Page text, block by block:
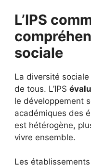
L’IPS
sociale
La diversité
de tous. L’IPS
le développement
académiques des
est hétérogène,
vivre ensemble.
Les